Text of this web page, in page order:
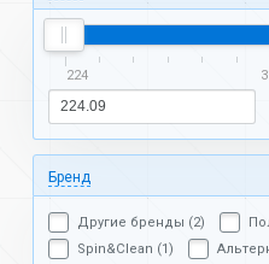
224
Бренд
Другие бренды (2)
Spin&Clean (1)